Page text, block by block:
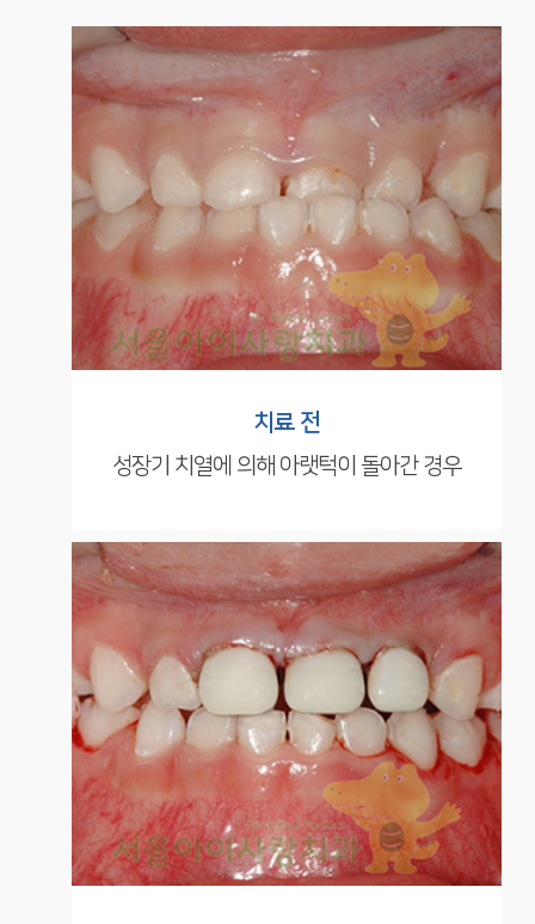
치료 전
성장기 치열에 의해 아랫턱이 돌아간 경우